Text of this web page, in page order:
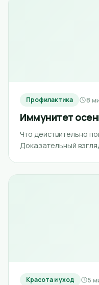
Профилактика 8
Иммунитет
Что действительно
Доказательный
Красота и уход 5